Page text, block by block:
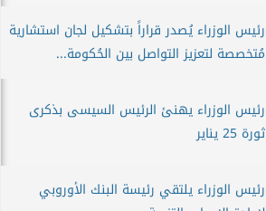
رئيس الوزراء يُصدر قراراً بتشكيل لجان استشارية
مُتخصصة لتعزيز التواصل بين الحُكومة...
رئيس الوزراء يهنئ الرئيس السيسى بذكرى
ثورة 25 يناير
رئيس الوزراء يلتقي رئيسة البنك الأوروبي